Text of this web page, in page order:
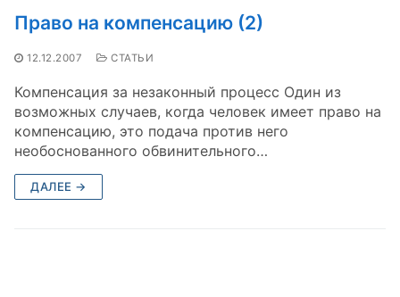
Право на компенсацию (2)
12.12.2007 СТАТЬИ
Компенсация за незаконный процесс Один из
возможных случаев, когда человек имеет право на
компенсацию, это подача против него
необоснованного обвинительного…
ДАЛЕЕ →